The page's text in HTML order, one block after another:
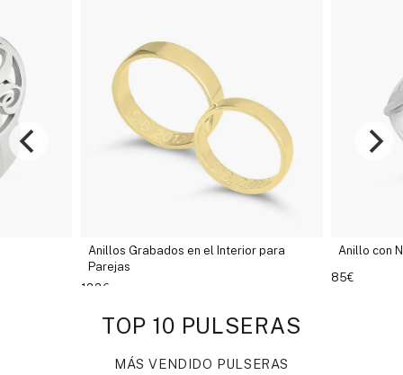
Anillos Grabados en el Interior para
Anillo con Nombre Árabe
TOP 10 PULSERAS
MÁS VENDIDO PULSERAS